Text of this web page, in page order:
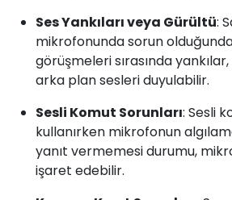
Ses Yankıları veya Gürültü:
mikrofonunda sorun
görüşmeleri sırasında
arka plan sesleri duyulabilir.
Sesli Komut Sorunları: Sesli
kullanırken mikrofonun
yanıt vermemesi durumu,
işaret edebilir.